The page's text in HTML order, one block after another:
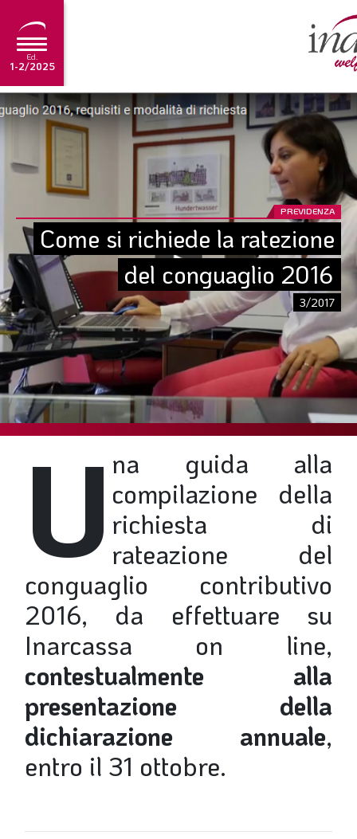
Ed.
1-2/2025
NEWS
TUTORIAL
ARCHIVIO
Ultima edizione
1-2/2025
SOMMARIO
EDITORIALE
PREVIDENZA
PROFESSIONE
TERZA PAGINA
LE FOTO DEL FIL ROUGE
IN QUESTO NUMERO
SCENARIO ECONOMICO
SPAZIO APERTO
GOVERNANCE
FONDAZIONE
ASSOCIAZIONI
LA VIGNETTA DI EVASIO
SPECIALE
PREVIDENZA
Come si richiede la ratezione
del conguaglio 2016
3/2017
U na guida alla
compilazione della
richiesta di
rateazione del
conguaglio contributivo
2016, da effettuare su
Inarcassa on line,
contestualmente alla
presentazione della
dichiarazione annuale,
entro il 31 ottobre.